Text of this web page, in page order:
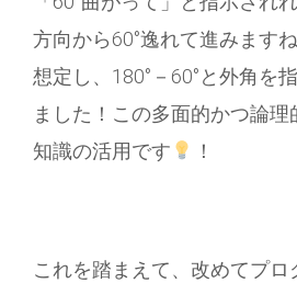
方向から60°逸れて進みます
想定し、180°－60°と外角を
ました！この多面的かつ論
知識の活用です
！
これを踏まえて、改めてプロ